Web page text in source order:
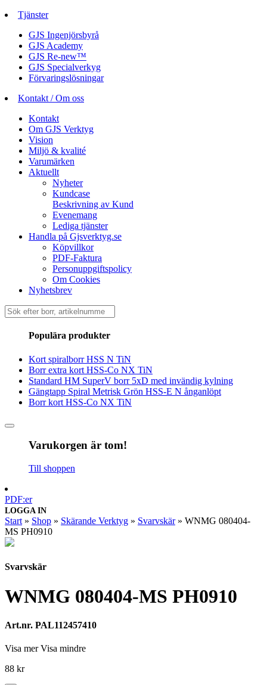
Tjänster
GJS Ingenjörsbyrå
GJS Academy
GJS Re-new™
GJS Specialverkyg
Förvaringslösningar
Kontakt / Om oss
Kontakt
Om GJS Verktyg
Vision
Miljö & kvalité
Varumärken
Aktuellt
Nyheter
Kundcase
Beskrivning av Kund
Evenemang
Lediga tjänster
Handla på Gjsverktyg.se
Köpvillkor
PDF-Faktura
Personuppgiftspolicy
Om Cookies
Nyhetsbrev
Sök
efter:
Populära produkter
Kort spiralborr HSS N TiN
Borr extra kort HSS-Co NX TiN
Standard HM SuperV borr 5xD med invändig kylning
Gängtapp Spiral Metrisk Grön HSS-E N ånganlöpt
Borr kort HSS-Co NX TiN
Varukorgen är tom!
Till shoppen
PDF:er
LOGGA IN
Start » Shop » Skärande Verktyg » Svarvskär» WNMG 080404-
MS PH0910
Svarvskär
WNMG 080404-MS PH0910
Art.nr. PAL112457410
Visa mer Visa mindre
88 kr